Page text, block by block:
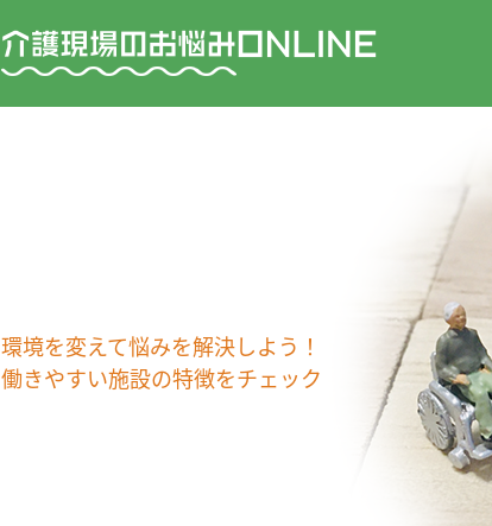
環境を変えて悩みを解決しよう！
働きやすい施設の特徴をチェック